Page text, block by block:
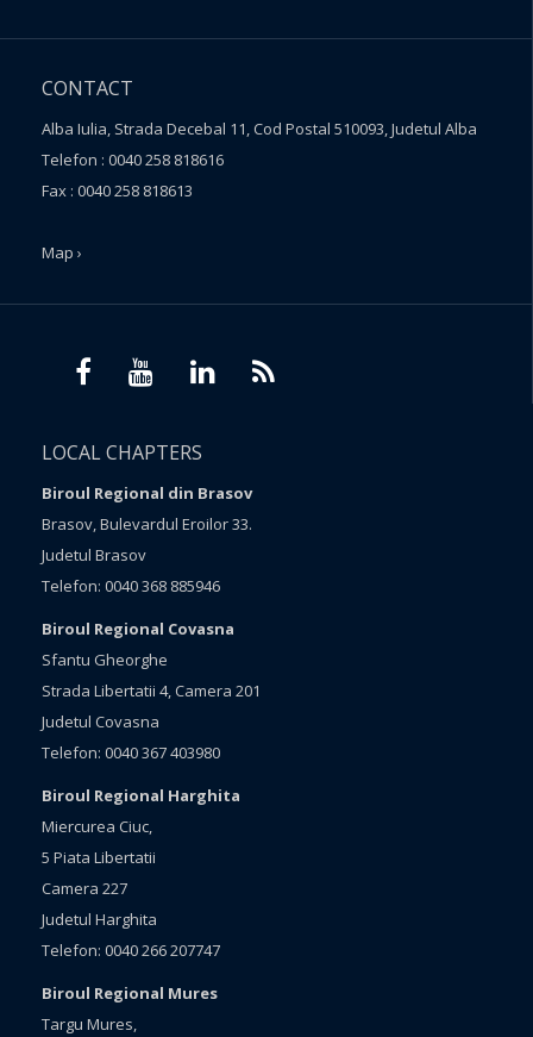
CONTACT
Alba Iulia, Strada Decebal 11, Cod Postal 510093, Judetul Alba
Telefon : 0040 258 818616
Fax : 0040 258 818613
Map ›
LOCAL CHAPTERS
Biroul Regional din Brasov
Brasov, Bulevardul Eroilor 33.
Judetul Brasov
Telefon: 0040 368 885946
Biroul Regional Covasna
Sfantu Gheorghe
Strada Libertatii 4, Camera 201
Judetul Covasna
Telefon: 0040 367 403980
Biroul Regional Harghita
Miercurea Ciuc,
5 Piata Libertatii
Camera 227
Judetul Harghita
Telefon: 0040 266 207747
Biroul Regional Mures
Targu Mures,